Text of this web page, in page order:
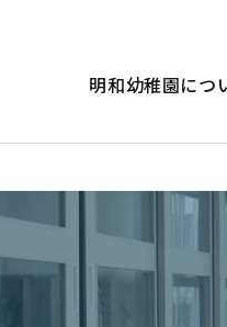
明和幼稚園につ